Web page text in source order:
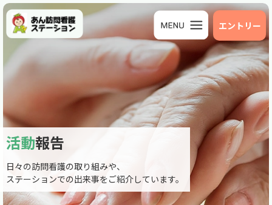
エントリー
活動報告
日々の訪問看護の取り組みや、
ステーションでの出来事をご紹介しています。